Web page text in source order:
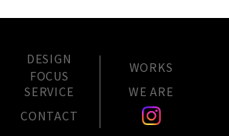
DESIGN
FOCUS
WORKS
SERVICE
WE ARE
CONTACT